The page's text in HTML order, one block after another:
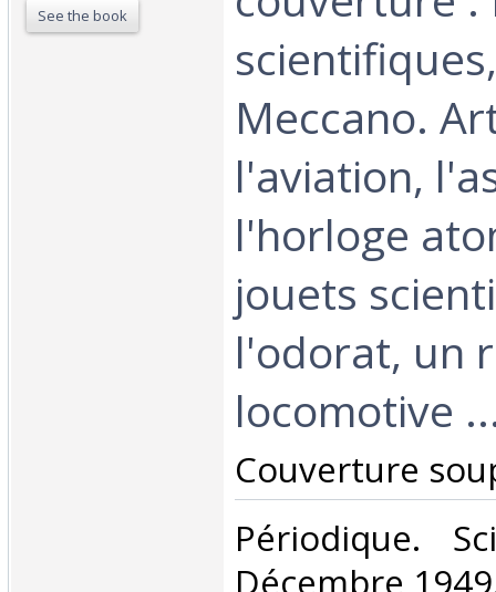
See the book
Meccano.
l'aviation,
l'horloge
jouets
l'odorat, un
locomotive
‎Couverture
‎Périodique.
Décembre